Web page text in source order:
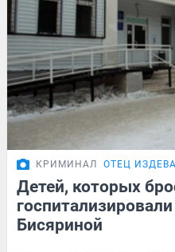
КРИМИНАЛ ОТЕЦ
Детей, которых
Бисяриной